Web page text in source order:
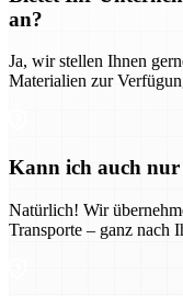
an?
Ja, wir stellen Ihnen
Materialien zur
Kann ich auch nur
Natürlich! Wir
Transporte – ganz nach